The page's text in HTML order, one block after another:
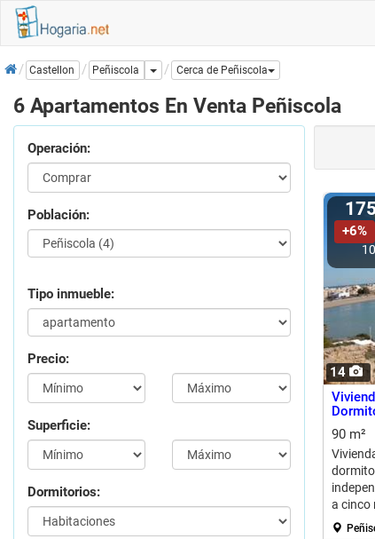
InicioCastellon Peñiscola Dropdown
Cerca de Peñiscola
6 Apartamentos En Venta Peñiscola
Operación:
Población:
Tipo inmueble:
Precio:
Superficie:
Dormitorios:
14
+6%
90 m²
a cinco